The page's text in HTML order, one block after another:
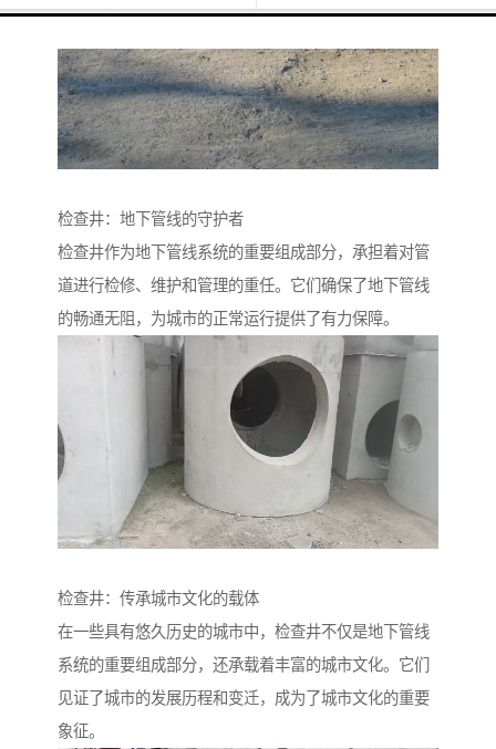
检查井：地下管线的守护者
检查井作为地下管线系统的重要组成部分，承担着对管
道进行检修、维护和管理的重任。它们确保了地下管线
的畅通无阻，为城市的正常运行提供了有力保障。
检查井：传承城市文化的载体
在一些具有悠久历史的城市中，检查井不仅是地下管线
系统的重要组成部分，还承载着丰富的城市文化。它们
见证了城市的发展历程和变迁，成为了城市文化的重要
象征。